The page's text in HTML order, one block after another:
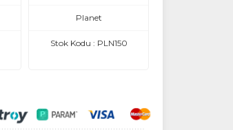
Planet
Stok Kodu : PLN150